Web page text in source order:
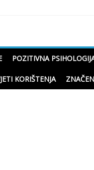
POZITIVNA
KORIŠTENJA